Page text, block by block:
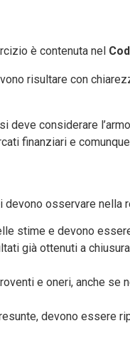
è contenuta nel
risultare con
deve considerare
finanziari e
osservare nella
stime e devono
già ottenuti a
e oneri, anche se
devono essere